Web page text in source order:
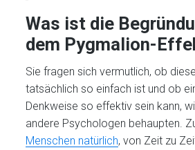
Was ist die
dem Pygmalion-
Sie fragen sich vermutlich, ob
tatsächlich so einfach ist und ob
Denkweise so effektiv sein kann,
andere Psychologen behaupten.
Menschen natürlich, von Zeit zu